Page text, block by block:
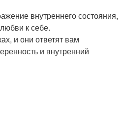
внутреннего состояния,
к себе.
и они ответят вам
и внутренний